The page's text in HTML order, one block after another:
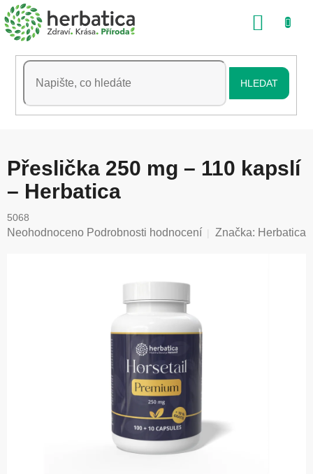
Přejít
na
obsah
HLEDAT
Přeslička 250 mg – 110 kapslí
– Herbatica
5068
Průměrné
Neohodnoceno Podrobnosti hodnocení Značka: Herbatica